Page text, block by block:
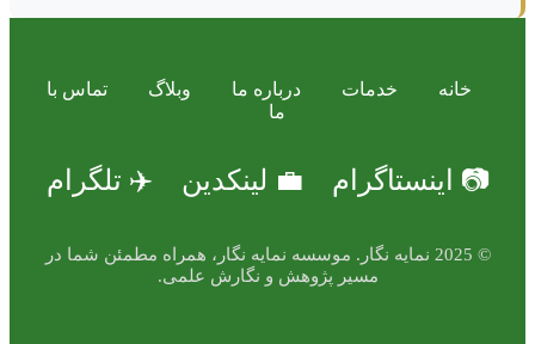
خانه خدمات درباره ما وبلاگ
تماس با
ما
📷 اینستاگرام 💼 لینکدین ✈️ تلگرام
© 2025 نمایه نگار. موسسه نمایه نگار، همراه مطمئن شما در
مسیر پژوهش و نگارش علمی.